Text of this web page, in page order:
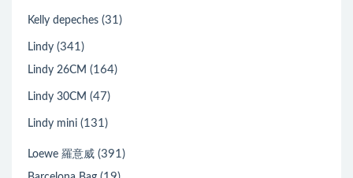
Kelly depeches (31)
Lindy (341)
Lindy 26CM (164)
Lindy 30CM (47)
Lindy mini (131)
Loewe 羅意威 (391)